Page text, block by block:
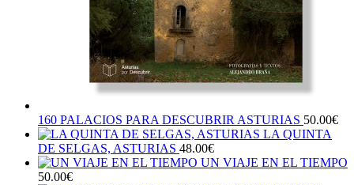
160 PALACIOS PARA DESCUBRIR ASTURIAS 50.00€
LA QUINTA
DE SELGAS, ASTURIAS 48.00€
UN VIAJE EN EL TIEMPO
50.00€